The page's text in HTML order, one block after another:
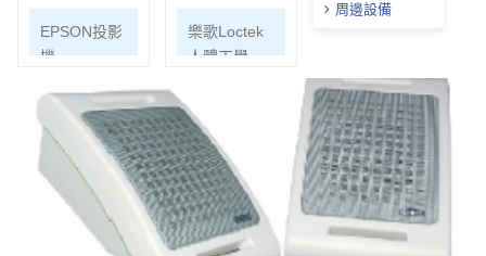
周邊設備
EPSON投影
機
樂歌Loctek
人體工學